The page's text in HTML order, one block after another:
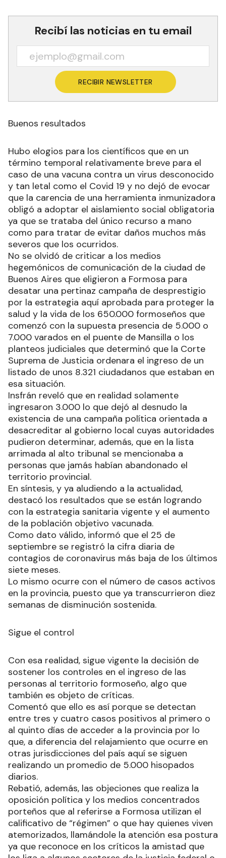
Recibí las noticias en tu email
RECIBIR NEWSLETTER
Buenos resultados
Hubo elogios para los científicos que en un
término temporal relativamente breve para el
caso de una vacuna contra un virus desconocido
y tan letal como el Covid 19 y no dejó de evocar
que la carencia de una herramienta inmunizadora
obligó a adoptar el aislamiento social obligatoria
ya que se trataba del único recurso a mano
como para tratar de evitar daños muchos más
severos que los ocurridos.
No se olvidó de criticar a los medios
hegemónicos de comunicación de la ciudad de
Buenos Aires que eligieron a Formosa para
desatar una pertinaz campaña de desprestigio
por la estrategia aquí aprobada para proteger la
salud y la vida de los 650.000 formoseños que
comenzó con la supuesta presencia de 5.000 o
7.000 varados en el puente de Mansilla o los
planteos judiciales que determinó que la Corte
Suprema de Justicia ordenara el ingreso de un
listado de unos 8.321 ciudadanos que estaban en
esa situación.
Insfrán reveló que en realidad solamente
ingresaron 3.000 lo que dejó al desnudo la
existencia de una campaña política orientada a
desacreditar al gobierno local cuyas autoridades
pudieron determinar, además, que en la lista
arrimada al alto tribunal se mencionaba a
personas que jamás habían abandonado el
territorio provincial.
En síntesis, y ya aludiendo a la actualidad,
destacó los resultados que se están logrando
con la estrategia sanitaria vigente y el aumento
de la población objetivo vacunada.
Como dato válido, informó que el 25 de
septiembre se registró la cifra diaria de
contagios de coronavirus más baja de los últimos
siete meses.
Lo mismo ocurre con el número de casos activos
en la provincia, puesto que ya transcurrieron diez
semanas de disminución sostenida.
Sigue el control
Con esa realidad, sigue vigente la decisión de
sostener los controles en el ingreso de las
personas al territorio formoseño, algo que
también es objeto de críticas.
Comentó que ello es así porque se detectan
entre tres y cuatro casos positivos al primero o
al quinto días de acceder a la provincia por lo
que, a diferencia del relajamiento que ocurre en
otras jurisdicciones del país aquí se siguen
realizando un promedio de 5.000 hisopados
diarios.
Rebatió, además, las objeciones que realiza la
oposición política y los medios concentrados
porteños que al referirse a Formosa utilizan el
calificativo de “régimen” o que hay quienes viven
atemorizados, llamándole la atención esa postura
ya que reconoce en los críticos la amistad que